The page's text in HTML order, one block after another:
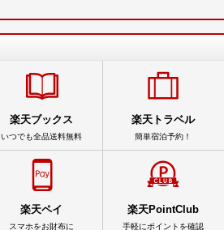
楽天ブックス
いつでも全品送料無料
楽天トラベル
簡単宿泊予約！
楽天ペイ
スマホをお財布に
楽天PointClub
手軽にポイントを確認